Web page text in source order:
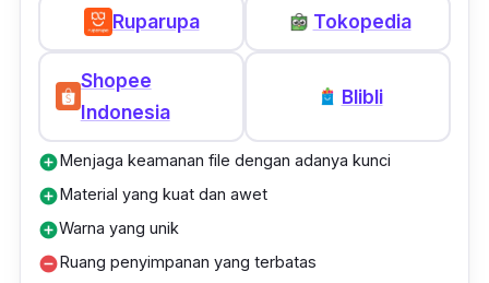
Ruparupa Tokopedia
Shopee
Indonesia
Blibli
add_circleMenjaga keamanan file dengan adanya kunci
add_circleMaterial yang kuat dan awet
add_circleWarna yang unik
remove_circleRuang penyimpanan yang terbatas